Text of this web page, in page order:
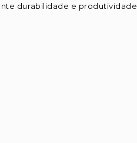
durabilidade e produtividade.